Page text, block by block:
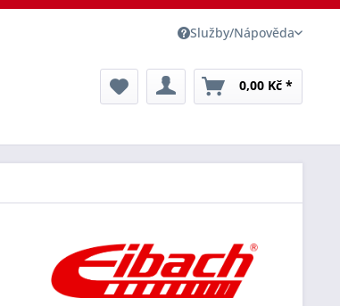
Služby/Nápověda
0,00 Kč *